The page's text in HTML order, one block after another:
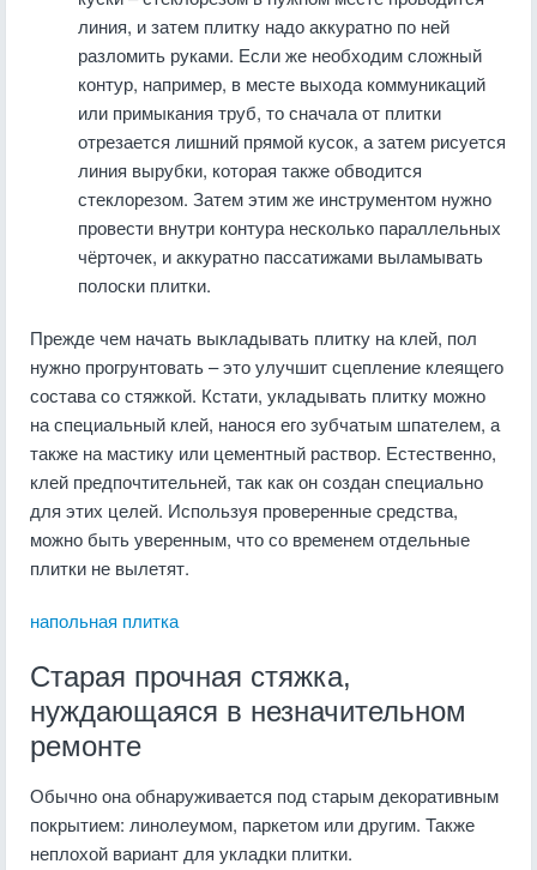
линия, и затем плитку надо аккуратно по ней
разломить руками. Если же необходим сложный
контур, например, в месте выхода коммуникаций
или примыкания труб, то сначала от плитки
отрезается лишний прямой кусок, а затем рисуется
линия вырубки, которая также обводится
стеклорезом. Затем этим же инструментом нужно
провести внутри контура несколько параллельных
чёрточек, и аккуратно пассатижами выламывать
полоски плитки.
Прежде чем начать выкладывать плитку на клей, пол
нужно прогрунтовать – это улучшит сцепление клеящего
состава со стяжкой. Кстати, укладывать плитку можно
на специальный клей, нанося его зубчатым шпателем, а
также на мастику или цементный раствор. Естественно,
клей предпочтительней, так как он создан специально
для этих целей. Используя проверенные средства,
можно быть уверенным, что со временем отдельные
плитки не вылетят.
напольная плитка
Старая прочная стяжка,
нуждающаяся в незначительном
ремонте
Обычно она обнаруживается под старым декоративным
покрытием: линолеумом, паркетом или другим. Также
неплохой вариант для укладки плитки.